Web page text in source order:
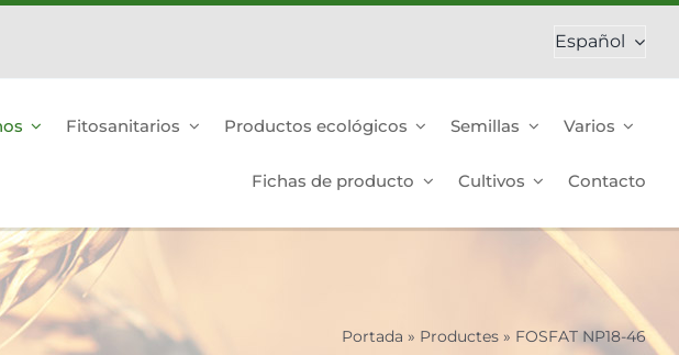
Español
Fitosanitarios Productos ecológicos Semillas Varios
Fichas de producto Cultivos Contacto
Portada » Productes » FOSFAT NP18-46